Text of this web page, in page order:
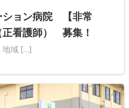
ション病院 【非常
看護師） 募集！
地域 […]